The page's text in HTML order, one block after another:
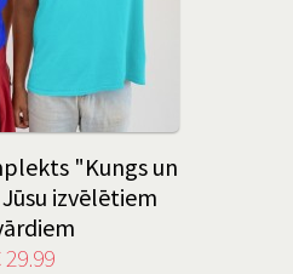
"Kungs un
izvēlētiem
29.99